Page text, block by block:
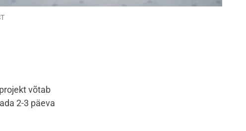
võtab
2-3 päeva